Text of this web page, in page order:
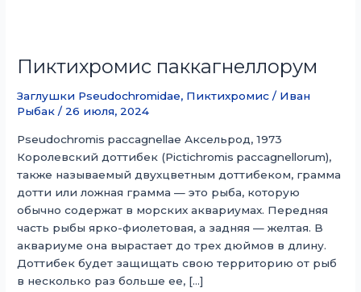
Пиктихромис паккагнеллорум
Заглушки Pseudochromidae, Пиктихромис / Иван
Рыбак/ 26 июля, 2024
Pseudochromis paccagnellae Аксельрод, 1973
Королевский доттибек (Pictichromis paccagnellorum),
также называемый двухцветным доттибеком, грамма
дотти или ложная грамма — это рыба, которую
обычно содержат в морских аквариумах. Передняя
часть рыбы ярко-фиолетовая, а задняя — желтая. В
аквариуме она вырастает до трех дюймов в длину.
Доттибек будет защищать свою территорию от рыб
в несколько раз больше ее, […]